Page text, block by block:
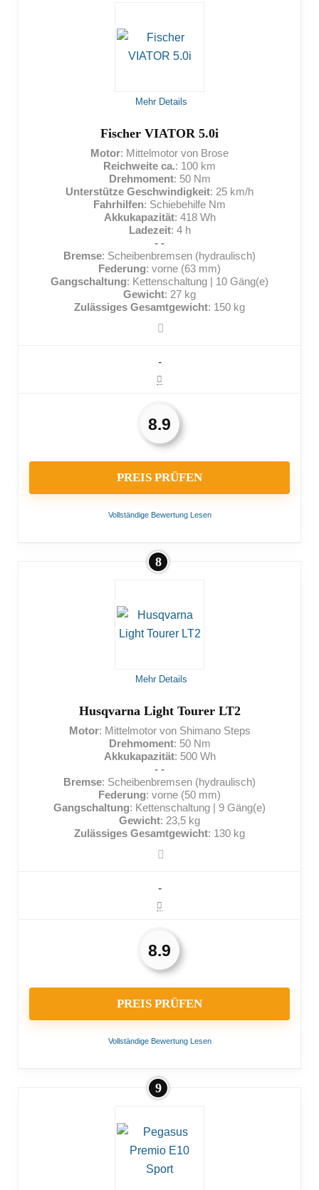
Nicht für sehr schwere Menschen geeignet
Mehr Details
Fischer VIATOR 5.0i
Motor: Mittelmotor von Brose
Reichweite ca.: 100 km
Drehmoment: 50 Nm
Unterstütze Geschwindigkeit: 25 km/h
Fahrhilfen: Schiebehilfe Nm
Akkukapazität: 418 Wh
Ladezeit: 4 h
- -
Bremse: Scheibenbremsen (hydraulisch)
Federung: vorne (63 mm)
Gangschaltung: Kettenschaltung | 10 Gäng(e)
Gewicht: 27 kg
Zulässiges Gesamtgewicht: 150 kg
-
8.9
PREIS PRÜFEN
Vollständige Bewertung Lesen
Leistungsstarker Akku
NACHTEILE:
Hohes Eigengewicht
8
Mehr Details
Husqvarna Light Tourer LT2
Motor: Mittelmotor von Shimano Steps
Drehmoment: 50 Nm
Akkukapazität: 500 Wh
- -
Bremse: Scheibenbremsen (hydraulisch)
Federung: vorne (50 mm)
Gangschaltung: Kettenschaltung | 9 Gäng(e)
Gewicht: 23,5 kg
Zulässiges Gesamtgewicht: 130 kg
-
8.9
PREIS PRÜFEN
Vollständige Bewertung Lesen
Viele Ladezyklen möglich
9